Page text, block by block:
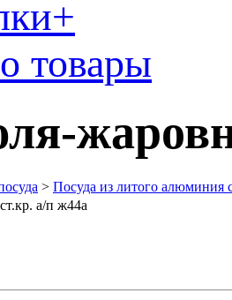
товары
> Посуда из литого алюминия
а/п ж44а